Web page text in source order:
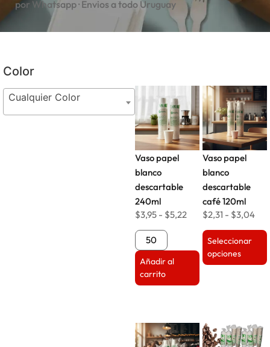
por Whatsapp · Envios a todo Uruguay
Color
Cualquier Color
Vaso papel
blanco
descartable
240ml
$3,95 - $5,22
Añadir al
carrito
Vaso papel
blanco
descartable
café 120ml
$2,31 - $3,04
Seleccionar
opciones